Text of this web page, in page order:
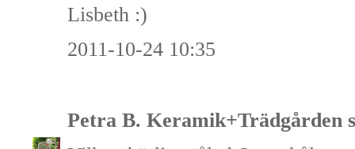
Lisbeth :)
2011-10-24 10:35
Petra B. Keramik+Trädgården